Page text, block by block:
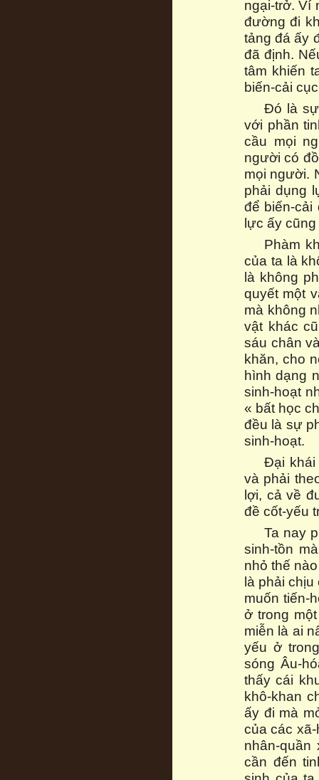
ngại-trở. Ví
đường đi
tảng đá ấy
đã định.
tâm khiến
biến-cải
Đó là sự
với phần
cầu mọi
người có
mọi người.
phải dụng
để biến-cải
lực ấy
Phàm
của ta là
là không
quyết một
mà không
vật khác
sáu chân
khăn, cho
hình dạng
sinh-hoạt
« bất học
đều là sự
sinh-hoạt.
Đại khái
và phải
lợi, cả về
đề cốt-yếu
Ta nay
sinh-tồn
nhỏ thế
là phải
muốn tiến-
ở trong
miễn là ai
yếu ở
sóng Âu-
thấy cái
khô-khan
ấy đi mà
của các
nhân-
cần đến